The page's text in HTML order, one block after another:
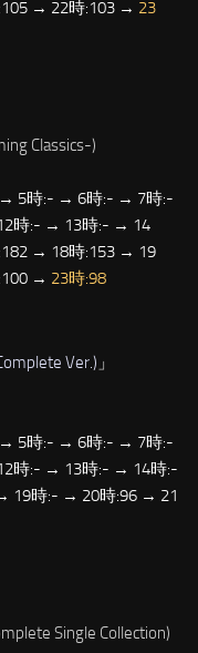
→ 22時:103 → 23
Classics-)
5時:- → 6時:- → 7時:-
時:- → 13時:- → 14
→ 18時:153 → 19
→ 23時:98
Ver.) 」
5時:- → 6時:- → 7時:-
時:- → 13時:- → 14時:-
19時:- → 20時:96 → 21
Single Collection)